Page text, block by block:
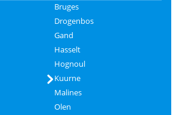
Bruges
Drogenbos
Gand
Hasselt
Hognoul
Kuurne
Malines
Olen